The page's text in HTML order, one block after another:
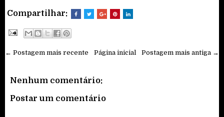
Compartilhar:
← Postagem mais recente Postagem mais antiga →
Página inicial
Nenhum comentário:
Postar um comentário